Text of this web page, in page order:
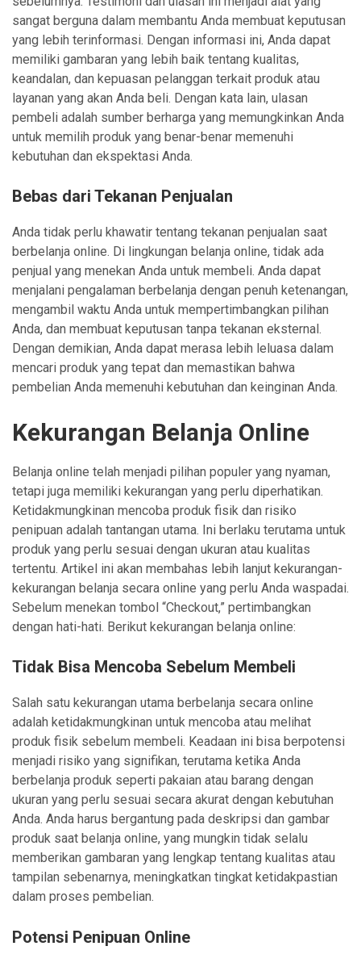
sangat berguna dalam membantu Anda membuat keputusan
yang lebih terinformasi. Dengan informasi ini, Anda dapat
memiliki gambaran yang lebih baik tentang kualitas,
keandalan, dan kepuasan pelanggan terkait produk atau
layanan yang akan Anda beli. Dengan kata lain, ulasan
pembeli adalah sumber berharga yang memungkinkan Anda
untuk memilih produk yang benar-benar memenuhi
kebutuhan dan ekspektasi Anda.
Bebas dari Tekanan Penjualan
Anda tidak perlu khawatir tentang tekanan penjualan saat
berbelanja online. Di lingkungan belanja online, tidak ada
penjual yang menekan Anda untuk membeli. Anda dapat
menjalani pengalaman berbelanja dengan penuh ketenangan,
mengambil waktu Anda untuk mempertimbangkan pilihan
Anda, dan membuat keputusan tanpa tekanan eksternal.
Dengan demikian, Anda dapat merasa lebih leluasa dalam
mencari produk yang tepat dan memastikan bahwa
pembelian Anda memenuhi kebutuhan dan keinginan Anda.
Kekurangan Belanja Online
Belanja online telah menjadi pilihan populer yang nyaman,
tetapi juga memiliki kekurangan yang perlu diperhatikan.
Ketidakmungkinan mencoba produk fisik dan risiko
penipuan adalah tantangan utama. Ini berlaku terutama untuk
produk yang perlu sesuai dengan ukuran atau kualitas
tertentu. Artikel ini akan membahas lebih lanjut kekurangan-
kekurangan belanja secara online yang perlu Anda waspadai.
Sebelum menekan tombol “Checkout,” pertimbangkan
dengan hati-hati. Berikut kekurangan belanja online:
Tidak Bisa Mencoba Sebelum Membeli
Salah satu kekurangan utama berbelanja secara online
adalah ketidakmungkinan untuk mencoba atau melihat
produk fisik sebelum membeli. Keadaan ini bisa berpotensi
menjadi risiko yang signifikan, terutama ketika Anda
berbelanja produk seperti pakaian atau barang dengan
ukuran yang perlu sesuai secara akurat dengan kebutuhan
Anda. Anda harus bergantung pada deskripsi dan gambar
produk saat belanja online, yang mungkin tidak selalu
memberikan gambaran yang lengkap tentang kualitas atau
tampilan sebenarnya, meningkatkan tingkat ketidakpastian
dalam proses pembelian.
Potensi Penipuan Online